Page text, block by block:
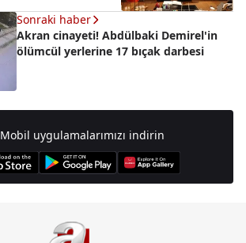
Sonraki haber
Akran cinayeti! Abdülbaki Demirel'in
ölümcül yerlerine 17 bıçak darbesi
Mobil uygulamalarımızı indirin